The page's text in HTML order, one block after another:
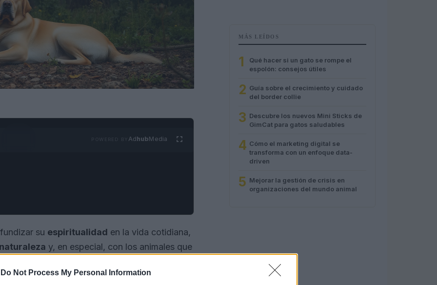
Do Not Process My Personal Information
AdhubMedia
su espiritualidad en la vida cotidiana,
naturaleza y, en especial, con los animales que
fortalecido por la comprensión de que
impacto real en el mundo que nos rodea. En
MÁS LEÍDOS
1
Qué hacer si un gato se rompe el
espolón: consejos útiles
2 Guía sobre el crecimiento y cuidado
del border collie
3 Descubre los nuevos Mini Sticks de
GimCat para gatos saludables
4 Cómo el marketing digital se
transforma con un enfoque data-
driven
5 Mejorar la gestión de crisis en
organizaciones del mundo animal